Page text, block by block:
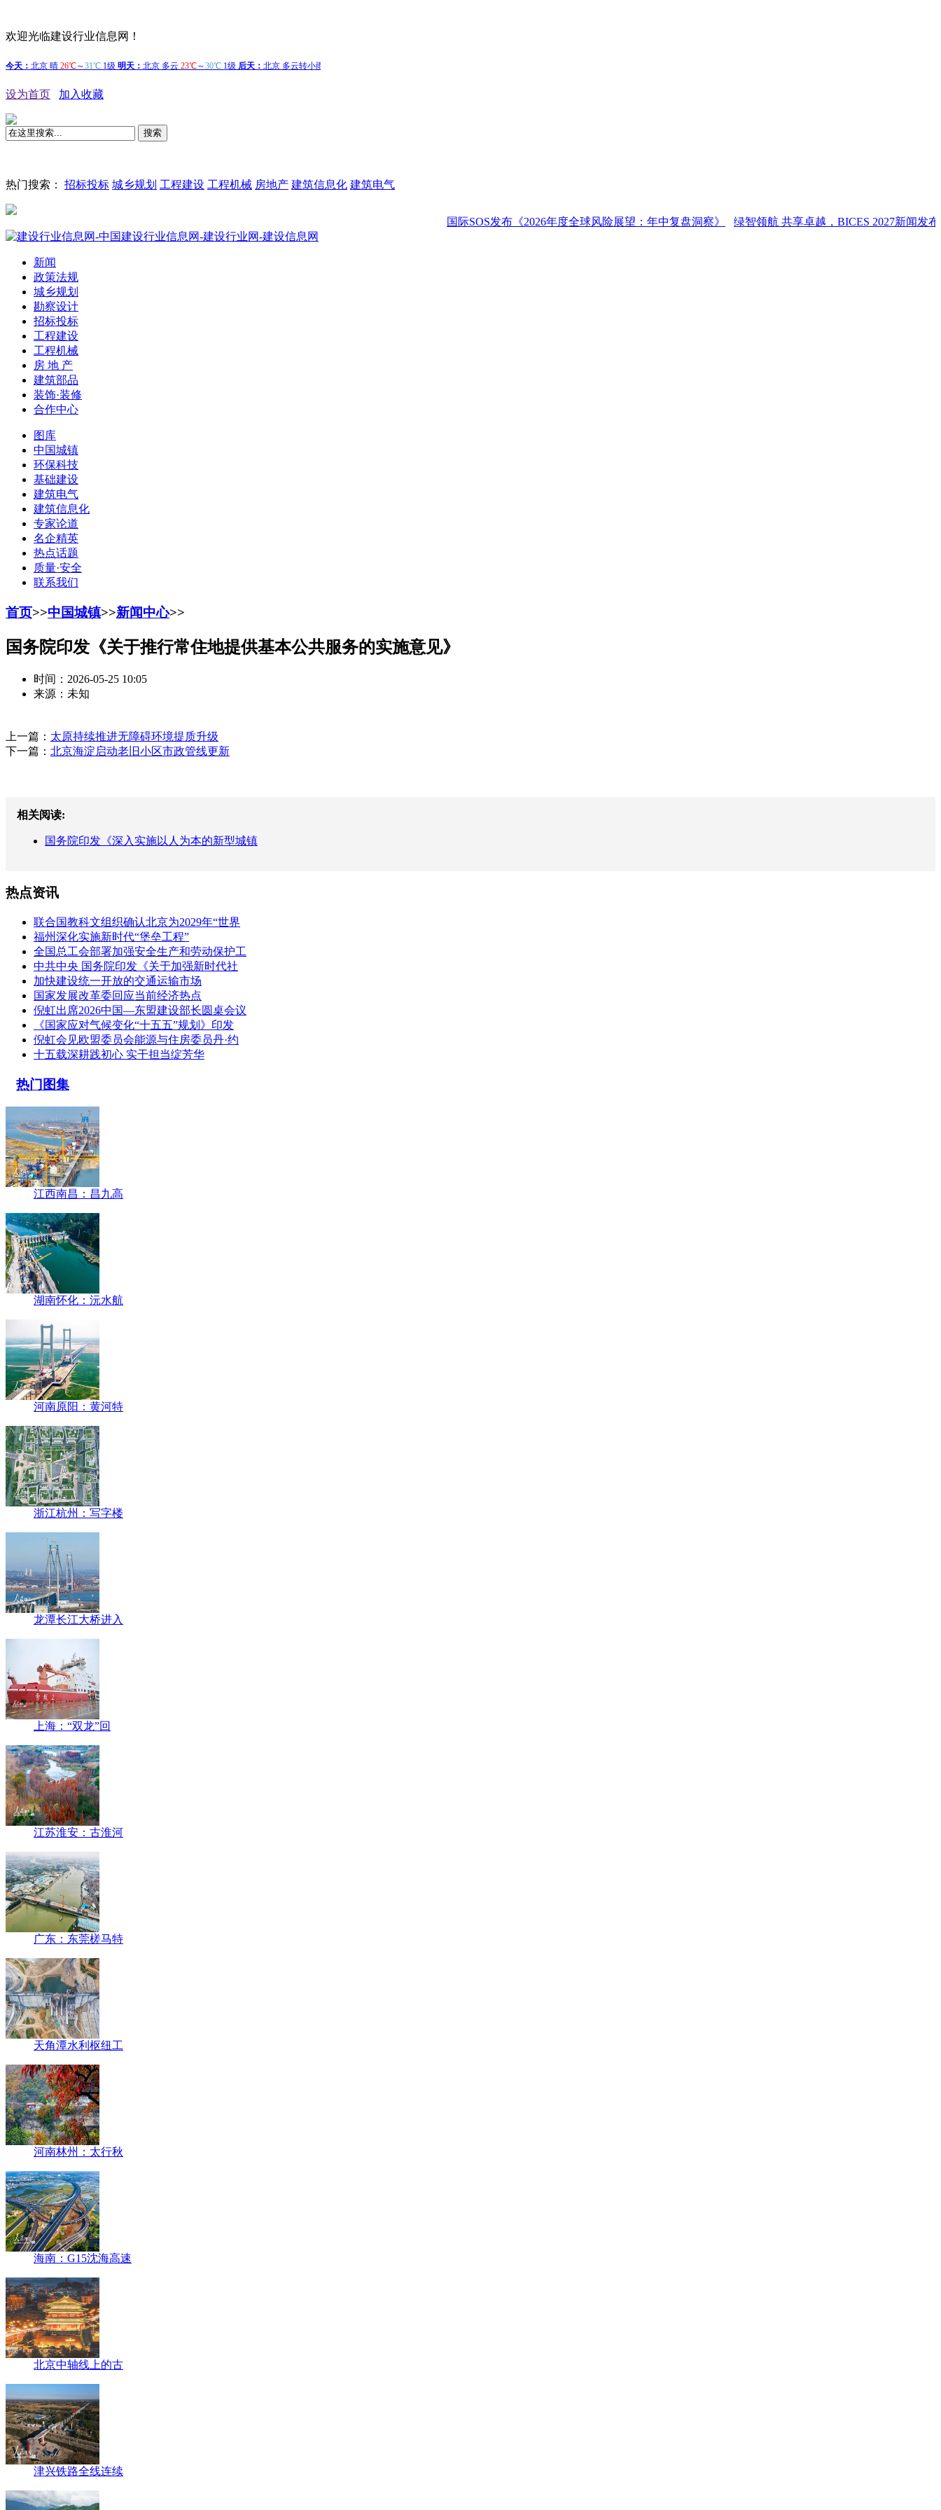
欢迎光临建设行业信息网！
设为首页 加入收藏
搜索
热门搜索： 招标投标 城乡规划 工程建设 工程机械 房地产 建筑信息化 建筑电气
国际SOS发布《2026年度全球风险展望：年中复盘洞察》 绿智领航 共享卓越，BICES 2027新闻发布会在京
新闻
政策法规
城乡规划
勘察设计
招标投标
工程建设
工程机械
房 地 产
建筑部品
装饰·装修
合作中心
图库
中国城镇
环保科技
基础建设
建筑电气
建筑信息化
专家论道
名企精英
热点话题
质量·安全
联系我们
首页>>中国城镇>>新闻中心>>
国务院印发《关于推行常住地提供基本公共服务的实施意见》
时间：2026-05-25 10:05
来源：未知
上一篇： 太原持续推进无障碍环境提质升级
下一篇： 北京海淀启动老旧小区市政管线更新
相关阅读:
国务院印发《深入实施以人为本的新型城镇
热点资讯
联合国教科文组织确认北京为2029年“世界
福州深化实施新时代“堡垒工程”
全国总工会部署加强安全生产和劳动保护工
中共中央 国务院印发《关于加强新时代社
加快建设统一开放的交通运输市场
国家发展改革委回应当前经济热点
倪虹出席2026中国—东盟建设部长圆桌会议
《国家应对气候变化“十五五”规划》印发
倪虹会见欧盟委员会能源与住房委员丹·约
十五载深耕践初心 实干担当绽芳华
热门图集
江西南昌：昌九高
湖南怀化：沅水航
河南原阳：黄河特
浙江杭州：写字楼
龙潭长江大桥进入
上海：“双龙”回
江苏淮安：古淮河
广东：东莞槎马特
天角潭水利枢纽工
河南林州：太行秋
海南：G15沈海高速
北京中轴线上的古
津兴铁路全线连续